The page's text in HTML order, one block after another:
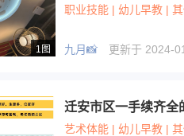
1图
职业技能 | 幼儿早教 |
九月📸 更新于 2024-
艺术体能 | 幼儿早教 |